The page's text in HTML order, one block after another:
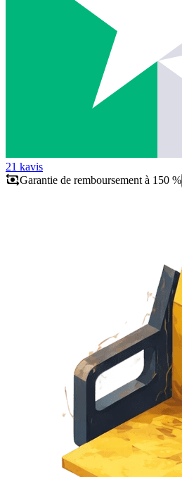
21 kavis
Garantie de remboursement à 150 %